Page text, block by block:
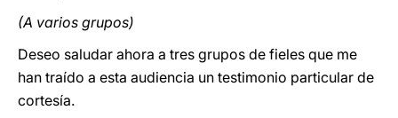
(A varios grupos)
Deseo saludar ahora a tres grupos de fieles que me
han traído a esta audiencia un testimonio particular de
cortesía.